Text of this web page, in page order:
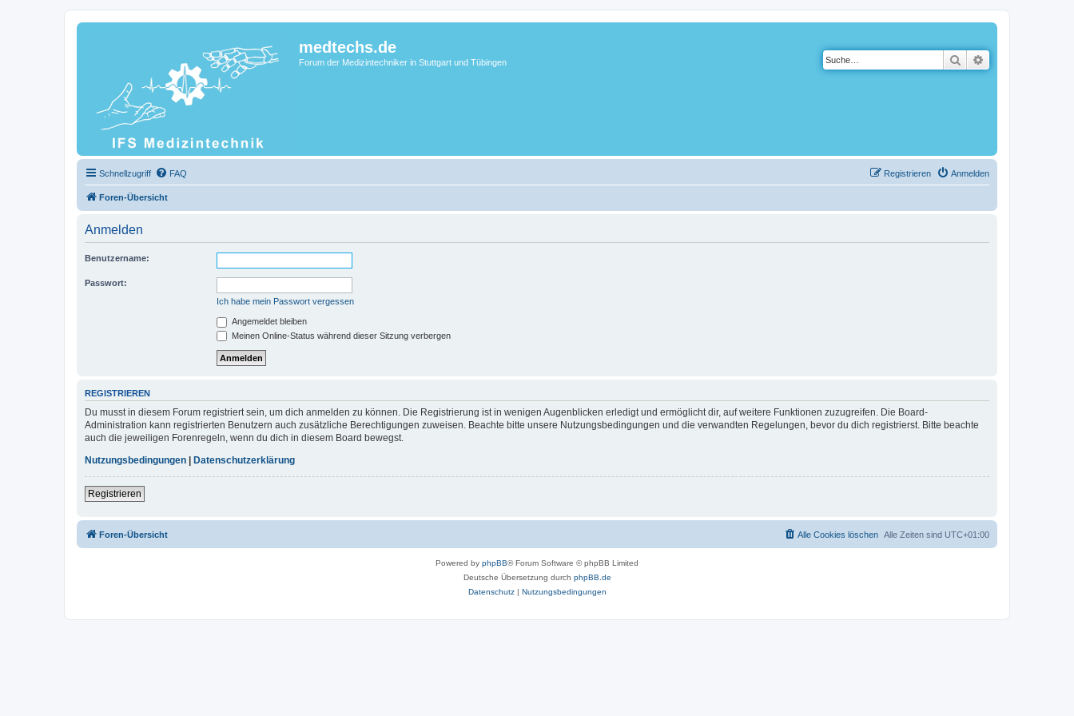
medtechs.de
Forum der Medizintechniker in Stuttgart und Tübingen Suche
Schnellzugriff FAQ Anmelden
Registrieren
Foren-Übersicht
Anmelden
Benutzername:
Passwort:
Ich habe mein Passwort vergessen
Angemeldet bleiben
Meinen Online-Status während dieser Sitzung verbergen
REGISTRIEREN
Du musst in diesem Forum registriert sein, um dich anmelden zu können. Die Registrierung ist in wenigen Augenblicken erledigt und ermöglicht dir, auf weitere Funktionen zuzugreifen. Die Board-
Administration kann registrierten Benutzern auch zusätzliche Berechtigungen zuweisen. Beachte bitte unsere Nutzungsbedingungen und die verwandten Regelungen, bevor du dich registrierst. Bitte beachte
auch die jeweiligen Forenregeln, wenn du dich in diesem Board bewegst.
Nutzungsbedingungen | Datenschutzerklärung
Registrieren
Foren-Übersicht Alle Zeiten sind UTC+01:00
Alle Cookies löschen
Powered by phpBB® Forum Software © phpBB Limited
Deutsche Übersetzung durch phpBB.de
Datenschutz| Nutzungsbedingungen